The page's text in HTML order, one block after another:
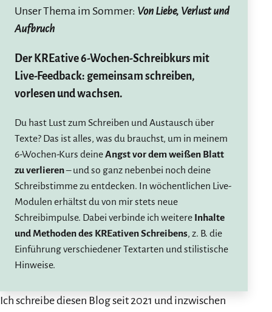
Unser Thema im Sommer: Von Liebe, Verlust und
Aufbruch
Der KREative 6-Wochen-Schreibkurs mit
Live-Feedback: gemeinsam schreiben,
vorlesen und wachsen.
Du hast Lust zum Schreiben und Austausch über
Texte? Das ist alles, was du brauchst, um in meinem
6-Wochen-Kurs deineAngst vor dem weißen Blatt
zu verlieren– und so ganz nebenbei noch deine
Schreibstimme zu entdecken. In wöchentlichen Live-
Modulen erhältst du von mir stets neue
Schreibimpulse. Dabei verbinde ich weitere Inhalte
und Methoden des KREativen Schreibens, z. B. die
Einführung verschiedener Textarten und stilistische
Hinweise.
Ich schreibe diesen Blog seit 2021 und inzwischen